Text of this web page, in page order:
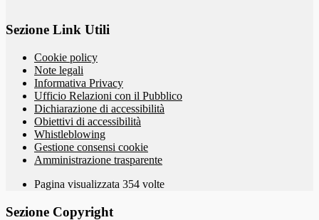
Sezione Link Utili
Cookie policy
Note legali
Informativa Privacy
Ufficio Relazioni con il Pubblico
Dichiarazione di accessibilità
Obiettivi di accessibilità
Whistleblowing
Gestione consensi cookie
Amministrazione trasparente
Pagina visualizzata 354 volte
Sezione Copyright